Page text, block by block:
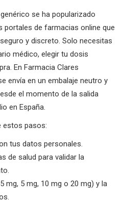
se ha popularizado
portales de farmacias online que
y discreto. Solo necesitas
médico, elegir tu dosis
En Farmacia Clares
envía en un embalaje neutro y
el momento de la salida
en España.
estos pasos:
tus datos personales.
de salud para validar la
mg, 5 mg, 10 mg o 20 mg) y la